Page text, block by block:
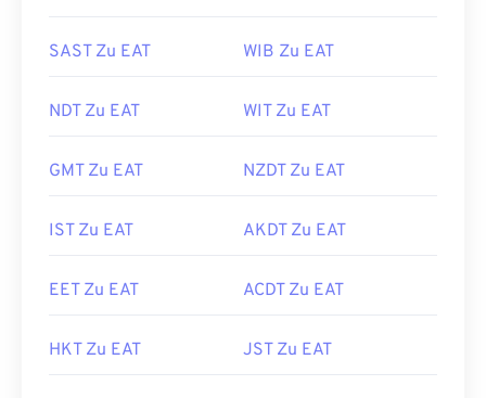
SAST Zu EAT WIB Zu EAT
NDT Zu EAT WIT Zu EAT
GMT Zu EAT NZDT Zu EAT
IST Zu EAT AKDT Zu EAT
EET Zu EAT ACDT Zu EAT
HKT Zu EAT JST Zu EAT